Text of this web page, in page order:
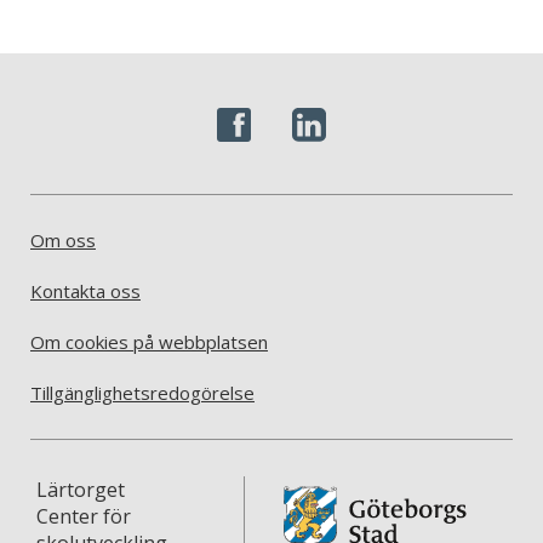
Om oss
Kontakta oss
Om cookies på webbplatsen
Tillgänglighetsredogörelse
Lärtorget
Center för